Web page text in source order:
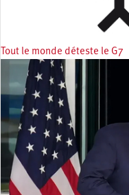
Tout le monde déteste le G7